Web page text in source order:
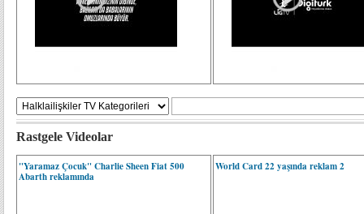
Rastgele Videolar
"Yaramaz Çocuk" Charlie Sheen Fiat 500
Abarth reklamında
World Card 22 yaşında reklam 2